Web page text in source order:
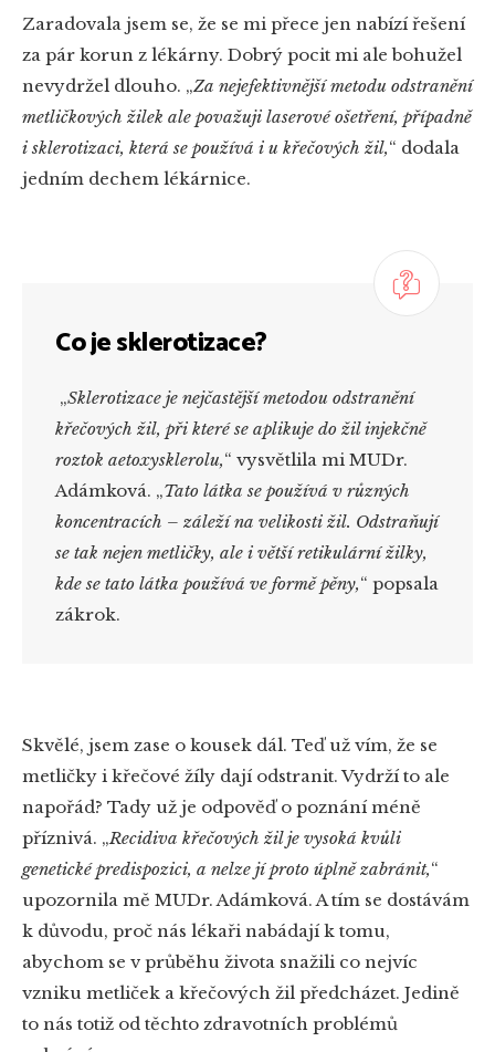
Zaradovala jsem se, že se mi přece jen nabízí řešení
za pár korun z lékárny. Dobrý pocit mi ale bohužel
nevydržel dlouho. „Za nejefektivnější metodu odstranění
metličkových žilek ale považuji laserové ošetření, případně
i sklerotizaci, která se používá i u křečových žil,“ dodala
jedním dechem lékárnice.
Co je sklerotizace?
„Sklerotizace je nejčastější metodou odstranění
křečových žil, při které se aplikuje do žil injekčně
roztok aetoxysklerolu,“ vysvětlila mi MUDr.
Adámková. „Tato látka se používá v různých
koncentracích – záleží na velikosti žil. Odstraňují
se tak nejen metličky, ale i větší retikulární žilky,
kde se tato látka používá ve formě pěny,“ popsala
zákrok.
Skvělé, jsem zase o kousek dál. Teď už vím, že se
metličky i křečové žíly dají odstranit. Vydrží to ale
napořád? Tady už je odpověď o poznání méně
příznivá. „Recidiva křečových žil je vysoká kvůli
genetické predispozici, a nelze jí proto úplně zabránit,“
upozornila mě MUDr. Adámková. A tím se dostávám
k důvodu, proč nás lékaři nabádají k tomu,
abychom se v průběhu života snažili co nejvíc
vzniku metliček a křečových žil předcházet. Jedině
to nás totiž od těchto zdravotních problémů